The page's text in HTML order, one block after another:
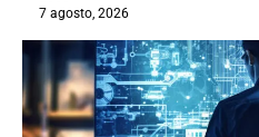
7 agosto, 2026